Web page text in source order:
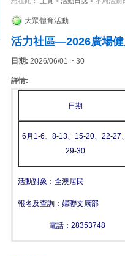
大眾體育活動
活力社區—2026廣場
日期: 2026/06/01 ~ 30
詳情:
日期
6月1-6、8-13、15-20、22-27
29-30
活動對象：全澳居民
報名及查詢：婦聯文康部
電話：28353748